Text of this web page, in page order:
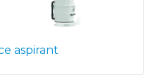
aspirant